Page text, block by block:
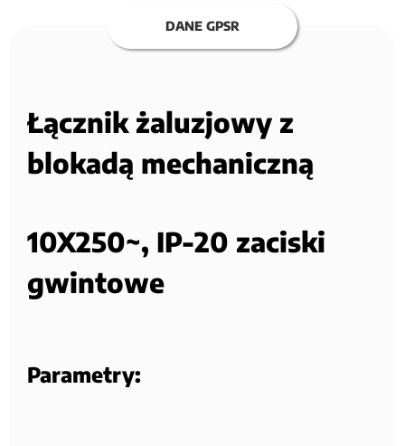
DANE GPSR
Łącznik żaluzjowy z
blokadą mechaniczną
10X250~, IP-20 zaciski
gwintowe
Parametry: